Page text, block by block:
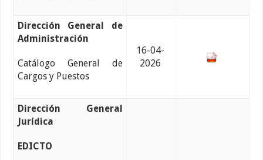
Dirección General de
Administración
Catálogo General de
Cargos y Puestos
16-04-
2026
Dirección General
Jurídica
EDICTO